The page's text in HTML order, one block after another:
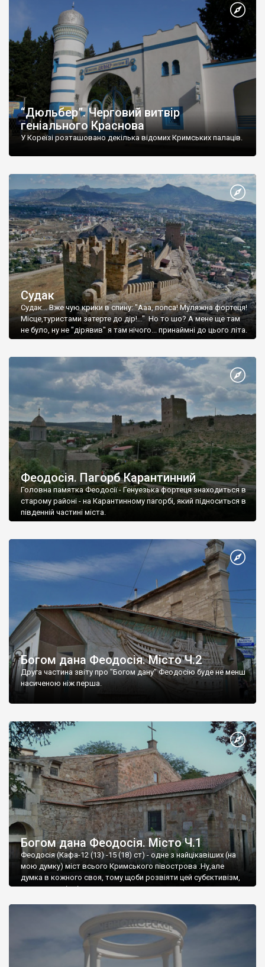
“Дюльбер”. Черговий витвір
геніального Краснова
У Кореїзі розташовано декілька відомих Кримських палаців.
Судак
Судак... Вже чую крики в спину: "Ааа, попса! Муляжна фортеця!
Місце,туристами затерте до дір!..." Но то шо? А мене ще там
не було, ну не "дірявив" я там нічого... принаймні до цього літа.
Феодосія. Пагорб Карантинний
Головна памятка Феодосії - Генуезька фортеця знаходиться в
старому районі - на Карантинному пагорбі, який підноситься в
південній частині міста.
Богом дана Феодосія. Місто Ч.2
Друга частина звіту про "Богом дану" Феодосію буде не менш
насиченою ніж перша.
Богом дана Феодосія. Місто Ч.1
Феодосія (Кафа-12 (13) -15 (18) ст) - одне з найцікавіших (на
мою думку) міст всього Кримського півострова .Ну,але
думка в кожного своя, тому щоби розвіяти цей субєктивізм,
запрошую відвідати це